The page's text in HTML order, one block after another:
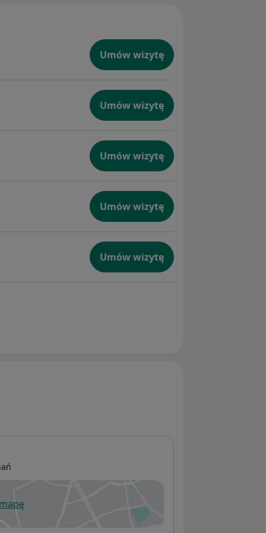
Umów wizytę
Umów wizytę
Umów wizytę
Umów wizytę
Umów wizytę
się w nowej karcie